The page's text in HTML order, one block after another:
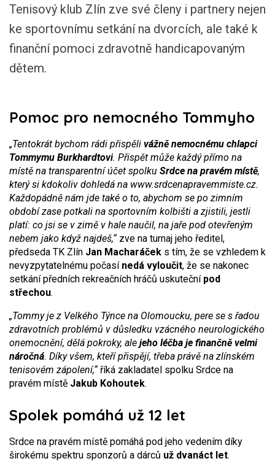
Tenisový klub Zlín zve své členy i partnery nejen
ke sportovnímu setkání na dvorcích, ale také k
finanční pomoci zdravotně handicapovaným
dětem.
Pomoc pro nemocného Tommyho
„Tentokrát bychom rádi přispěli vážně nemocnému chlapci
Tommymu Burkhardtovi. Přispět může každý přímo na
místě na transparentní účet spolku Srdce na pravém místě,
který si kdokoliv dohledá na www.srdcenapravemmiste.cz.
Každopádně nám jde také o to, abychom se po zimním
období zase potkali na sportovním kolbišti a zjistili, jestli
platí: co jsi se v zimě v hale naučil, na jaře pod otevřeným
nebem jako když najdeš,“zve na turnaj jeho ředitel,
předseda TK Zlín Jan Macharáček s tím, že se vzhledem k
nevyzpytatelnému počasí nedá vyloučit, že se nakonec
setkání předních rekreačních hráčů uskuteční pod
střechou.
„Tommy je z Velkého Týnce na Olomoucku, pere se s řadou
zdravotních problémů v důsledku vzácného neurologického
onemocnění, dělá pokroky, ale jeho léčba je finančně velmi
náročná. Díky všem, kteří přispějí, třeba právě na zlínském
tenisovém zápolení,“říká zakladatel spolku Srdce na
pravém místě Jakub Kohoutek.
Spolek pomáhá už 12 let
Srdce na pravém místě pomáhá pod jeho vedením díky
širokému spektru sponzorů a dárců už dvanáct let.